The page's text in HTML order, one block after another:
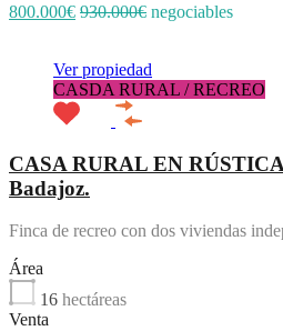
800.000€ 930.000€ negociables
Ver propiedad
CASDA RURAL / RECREO
CASA RURAL EN
Badajoz.
Finca de recreo con dos viviendas
Área
16 hectáreas
Venta